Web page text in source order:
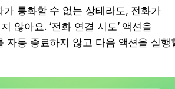
가 통화할 수 없는 상태라도, 전화가
않아요. ‘전화 연결 시도’ 액션을
자동 종료하지 않고 다음 액션을 실행